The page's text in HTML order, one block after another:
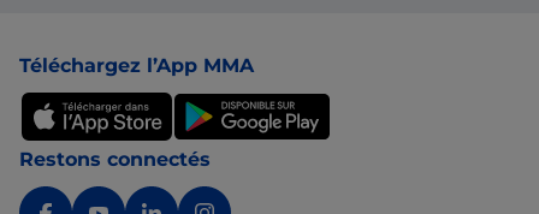
Téléchargez l’App MMA
Restons connectés